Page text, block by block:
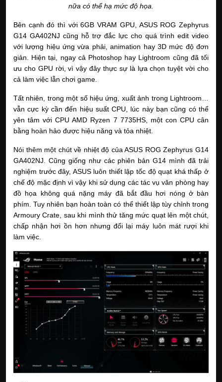
nữa có thể hạ mức độ họa.
Bên cạnh đó thì với 6GB VRAM GPU, ASUS ROG Zephyrus
G14 GA402NJ cũng hỗ trợ đắc lực cho quá trình edit video
với lượng hiệu ứng vừa phải, animation hay 3D mức độ đơn
giản. Hiện tại, ngay cả Photoshop hay Lightroom cũng đã tối
ưu cho GPU rời, vì vậy đây thực sự là lựa chọn tuyệt vời cho
cả làm việc lẫn chơi game.
Tất nhiên, trong một số hiệu ứng, xuất ảnh trong Lightroom…
vẫn cực kỳ cần đến hiệu suất CPU, lúc này bạn cũng có thể
yên tâm với CPU AMD Ryzen 7 7735HS, một con CPU cân
bằng hoàn hảo được hiệu năng và tỏa nhiệt.
Nói thêm một chút về nhiệt độ của ASUS ROG Zephyrus G14
GA402NJ. Cũng giống như các phiên bản G14 mình đã trải
nghiệm trước đây, ASUS luôn thiết lập tốc độ quạt khá thấp ở
chế độ mặc định vì vậy khi sử dụng các tác vụ văn phòng hay
đồ họa không quá nặng máy đã bắt đầu hơi nóng ở bàn
phím. Tuy nhiên bạn hoàn toàn có thể thiết lập tùy chỉnh trong
Armoury Crate, sau khi mình thử tăng mức quạt lên một chút,
chấp nhận hơi ồn hơn nhưng đổi lại máy luôn mát rượi khi
làm việc.